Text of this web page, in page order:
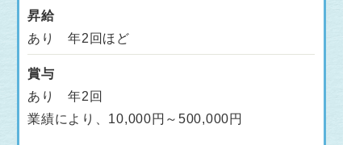
昇給
あり 年2回ほど
賞与
あり 年2回
業績により、10,000円～500,000円